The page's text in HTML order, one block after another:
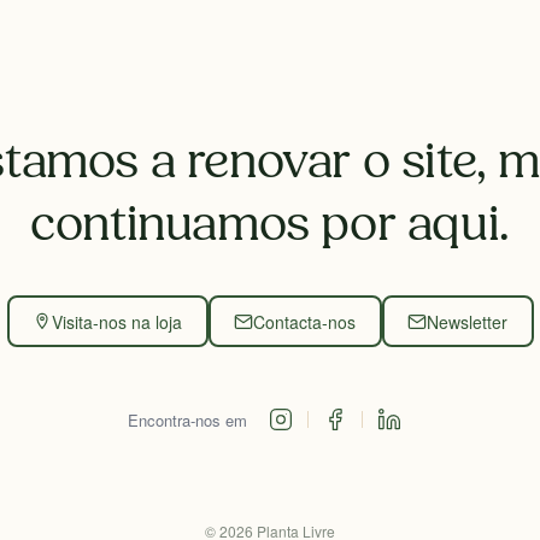
a renovar o site,
continuamos por aqui.
Visita-nos na loja Contacta-nos Newsletter
Encontra-nos em
©2026 Planta Livre